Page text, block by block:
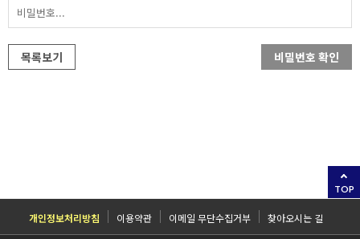
목록보기 비밀번호 확인
TOP
개인정보처리방침 이용약관 이메일 무단수집거부 찾아오시는 길